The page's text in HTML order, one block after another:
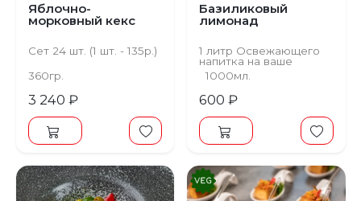
Яблочно-
морковный кекс
Сет 24 шт. (1 шт. - 135р.)
360гр.
3 240 ₽
Базиликовый
лимонад
1 литр Освежающего
напитка на ваше
мероприятие
1000мл.
600 ₽